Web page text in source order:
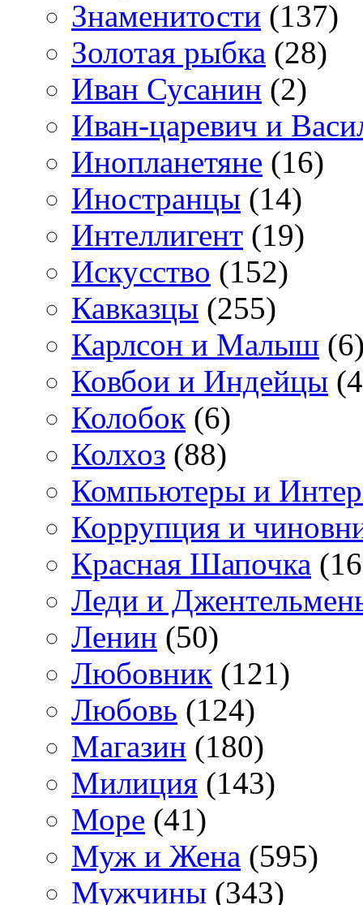
Знаменитости (137)
Золотая рыбка (28)
Иван Сусанин (2)
Иван-царевич и
Инопланетяне (16)
Иностранцы (14)
Интеллигент (19)
Искусство (152)
Кавказцы (255)
Карлсон и Малыш
Ковбои и Индейцы
Колобок (6)
Колхоз (88)
Компьютеры и
Коррупция и
Красная Шапочка
Леди и
Ленин (50)
Любовник (121)
Любовь (124)
Магазин (180)
Милиция (143)
Море (41)
Муж и Жена (595)
Мужчины (343)